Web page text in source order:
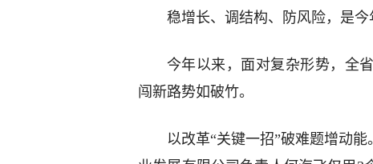
稳增长、调结构、防风险，是今
今年以来，面对复杂形势，全
闯新路势如破竹。
以改革“关键一招”破难题增动